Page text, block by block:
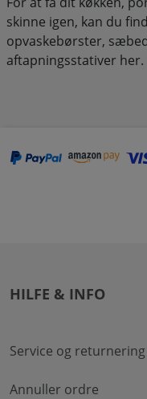
skinne igen, kan du
opvaskebørster,
aftapningsstativer her.
HILFE & INFO
Service og returnering
Annuller ordre